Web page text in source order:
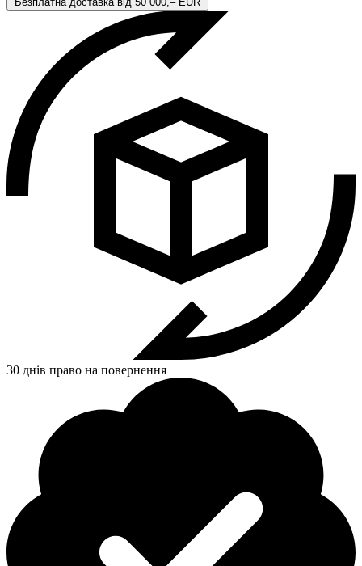
30 днів право на повернення